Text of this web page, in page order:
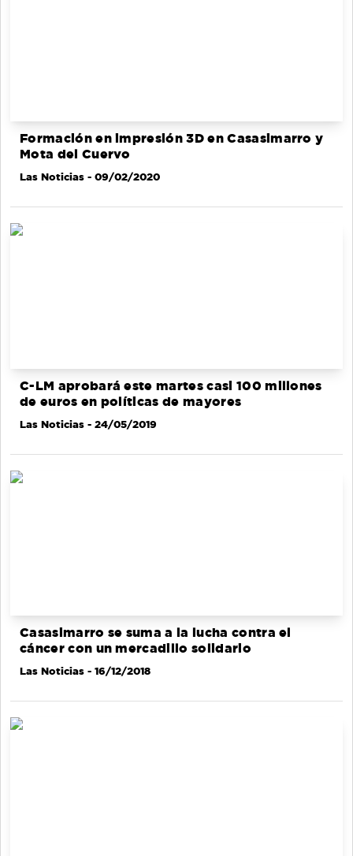
Formación en impresión 3D en Casasimarro y
Mota del Cuervo
Las Noticias - 09/02/2020
C-LM aprobará este martes casi 100 millones
de euros en políticas de mayores
Las Noticias - 24/05/2019
Casasimarro se suma a la lucha contra el
cáncer con un mercadillo solidario
Las Noticias - 16/12/2018